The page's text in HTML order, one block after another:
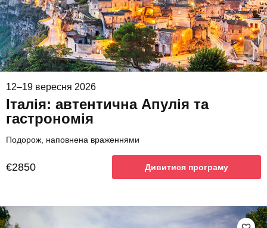
12–19 вересня 2026
Італія: автентична Апулія та
гастрономія
Подорож, наповнена враженнями
€2850 Дивитися програму